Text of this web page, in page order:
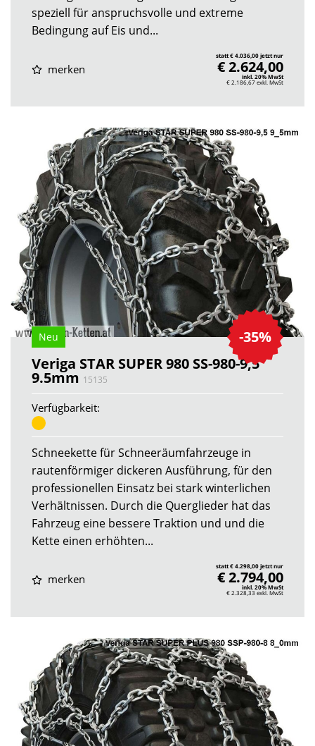
speziell für anspruchsvolle und extreme
Bedingung auf Eis und...
merken
statt € 4.036,00 jetzt nur
€ 2.624,00
inkl. 20% MwSt
€ 2.186,67exkl. MwSt
-35%
Neu
Veriga STAR SUPER 980 SS-980-9,5
9.5mm 15135
Verfügbarkeit:
Schneekette für Schneeräumfahrzeuge in
rautenförmiger dickeren Ausführung, für den
professionellen Einsatz bei stark winterlichen
Verhältnissen. Durch die Querglieder hat das
Fahrzeug eine bessere Traktion und und die
Kette einen erhöhten...
merken
statt € 4.298,00 jetzt nur
€ 2.794,00
inkl. 20% MwSt
€ 2.328,33 exkl. MwSt